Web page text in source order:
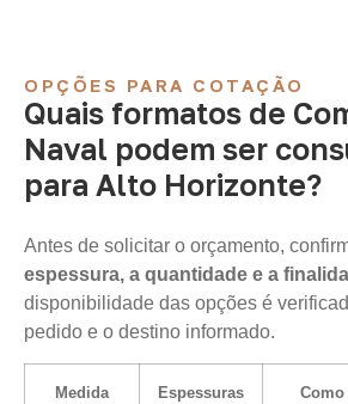
OPÇÕES PARA COTAÇÃO
Quais formatos de
Naval podem ser
para Alto Horizonte?
Antes de solicitar o orçamento,
espessura, a quantidade e a
disponibilidade das opções é
pedido e o destino informado.
Medida
Espessuras